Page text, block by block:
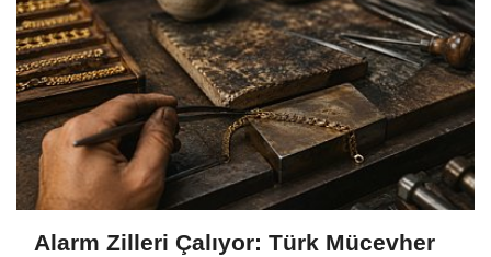
Alarm Zilleri Çalıyor: Türk Mücevher